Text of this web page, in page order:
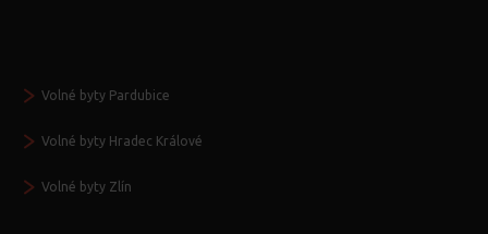
Volné byty Pardubice
Volné byty Hradec Králové
Volné byty Zlín